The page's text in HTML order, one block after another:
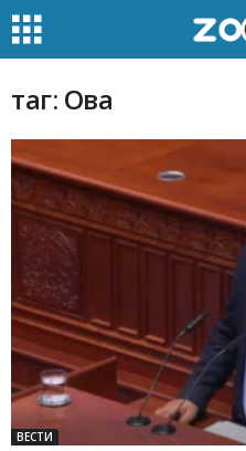
таг: Ова
ВЕСТИ